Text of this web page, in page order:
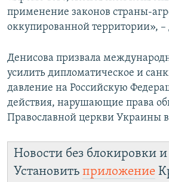
применение законов страны-
оккупированной территории», –
Денисова призвала
усилить дипломатическое и
давление на Российскую
действия, нарушающие права
Православной церкви Украины
Новости без блокировки
Установить приложение